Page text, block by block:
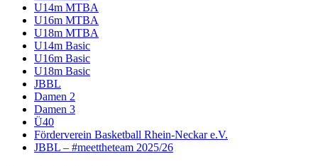
U14m MTBA
U16m MTBA
U18m MTBA
U14m Basic
U16m Basic
U18m Basic
JBBL
Damen 2
Damen 3
Ü40
Förderverein Basketball Rhein-Neckar e.V.
JBBL – #meettheteam 2025/26